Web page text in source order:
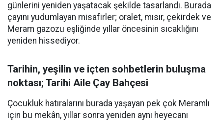
günlerini yeniden yaşatacak şekilde tasarlandı. Burada
çayını yudumlayan misafirler; oralet, mısır, çekirdek ve
Meram gazozu eşliğinde yıllar öncesinin sıcaklığını
yeniden hissediyor.
Tarihin, yeşilin ve içten sohbetlerin buluşma
noktası; Tarihi Aile Çay Bahçesi
Çocukluk hatıralarını burada yaşayan pek çok Meramlı
için bu mekân, yıllar sonra yeniden aynı heyecanı